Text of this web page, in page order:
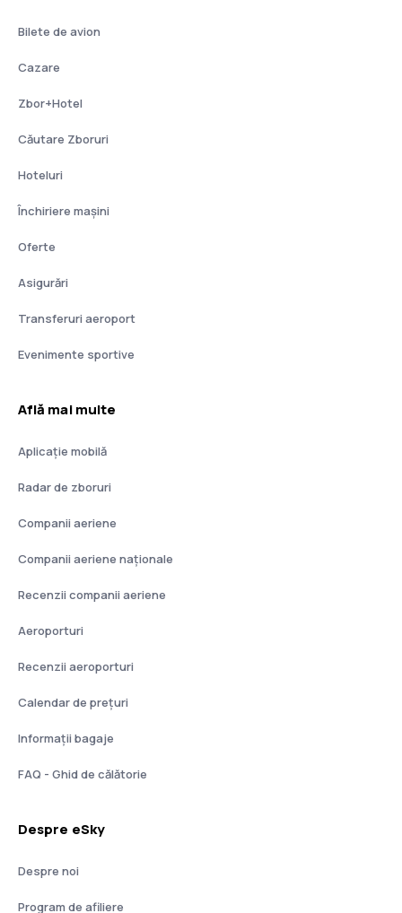
Bilete de avion
Cazare
Zbor+Hotel
Căutare Zboruri
Hoteluri
Închiriere mașini
Oferte
Asigurări
Transferuri aeroport
Evenimente sportive
Află mai multe
Aplicație mobilă
Radar de zboruri
Companii aeriene
Companii aeriene naţionale
Recenzii companii aeriene
Aeroporturi
Recenzii aeroporturi
Calendar de prețuri
Informații bagaje
FAQ - Ghid de călătorie
Despre eSky
Despre noi
Program de afiliere